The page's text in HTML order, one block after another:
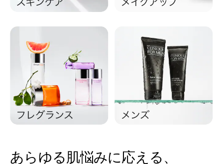
あらゆる肌悩みに応える、